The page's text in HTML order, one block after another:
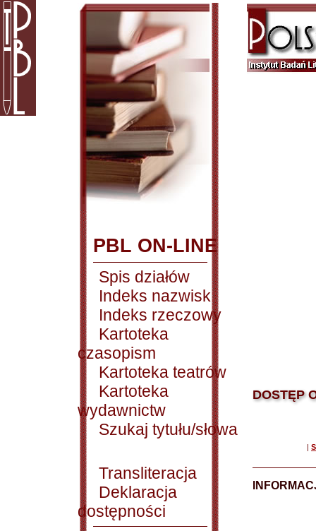
PBL ON-LINE
Spis działów
Indeks nazwisk
Indeks rzeczowy
Kartoteka
czasopism
Kartoteka teatrów
Kartoteka
wydawnictw
Szukaj tytułu/słowa
Transliteracja
Deklaracja
dostępności
DOSTĘP
|